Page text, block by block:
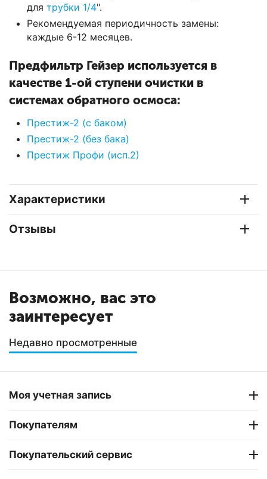
для трубки 1/4".
Рекомендуемая периодичность замены:
каждые 6-12 месяцев.
Предфильтр Гейзер используется в
качестве 1-ой ступени очистки в
системах обратного осмоса:
Престиж-2 (с баком)
Престиж-2 (без бака)
Престиж Профи (исп.2)
Характеристики
Отзывы
Возможно, вас это
заинтересует
Недавно просмотренные
Моя учетная запись
Покупателям
Покупательский сервис